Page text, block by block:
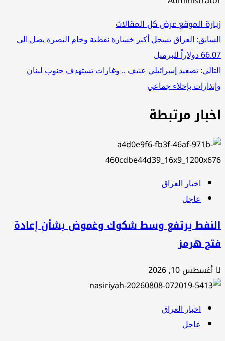
الموقععرض كل المقالات
العراق يسجل أكبر خسارة نفطية وخام البصرة يصل الى
للبرميل
تصعيد إسرائيلي عنيف .. وغارات تستهدف جنوب لبنان
بإخلاء جماعي
مرتبطة
اخبار العراق
عاجل
يرتفع وسط شكوك وغموض بشأن إعادة
هرمز
أغسطس 10, 2026
اخبار العراق
عاجل